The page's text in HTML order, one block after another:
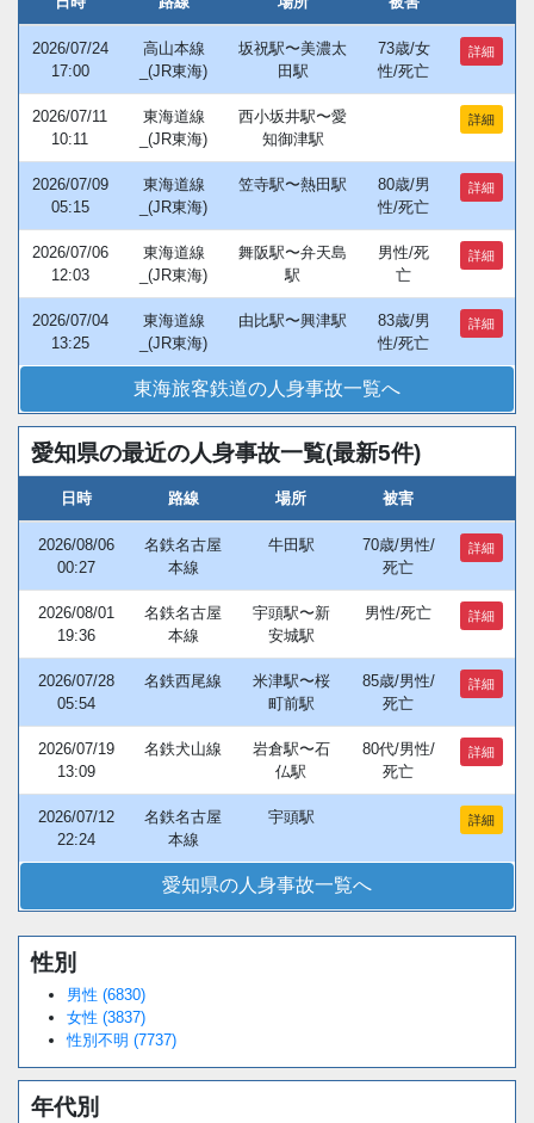
2026/07/24
17:00
高山本線
_(JR東海)
坂祝駅〜美濃太
田駅
73歳/女
性/死亡
詳細
2026/07/11
10:11
東海道線
_(JR東海)
西小坂井駅〜愛
知御津駅
詳細
2026/07/09
05:15
東海道線
_(JR東海)
笠寺駅〜熱田駅
80歳/男
性/死亡
詳細
2026/07/06
12:03
東海道線
_(JR東海)
舞阪駅〜弁天島
駅
男性/死
亡
詳細
2026/07/04
13:25
東海道線
_(JR東海)
由比駅〜興津駅
83歳/男
性/死亡
詳細
東海旅客鉄道の人身事故一覧へ
愛知県の最近の人身事故一覧(最新5件)
日時 路線 場所 被害
2026/08/06
00:27
名鉄名古屋
本線
牛田駅
70歳/男性/
死亡
詳細
2026/08/01
19:36
名鉄名古屋
本線
宇頭駅〜新
安城駅
男性/死亡 詳細
2026/07/28
05:54
名鉄西尾線
米津駅〜桜
町前駅
85歳/男性/
死亡
詳細
2026/07/19
13:09
名鉄犬山線
岩倉駅〜石
仏駅
80代/男性/
死亡
詳細
2026/07/12
22:24
名鉄名古屋
本線
宇頭駅 詳細
愛知県の人身事故一覧へ
Unmute
性別
男性 (6830)
女性 (3837)
性別不明 (7737)
年代別